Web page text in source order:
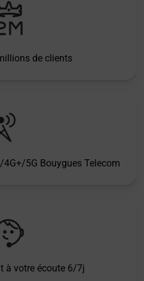
de clients
5G Bouygues Telecom
à votre écoute 6/7j